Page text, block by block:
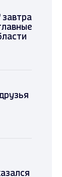
завтра